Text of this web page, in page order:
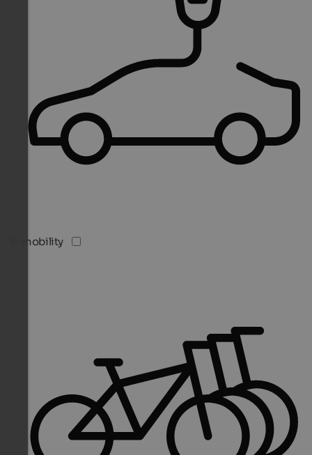
E-mobility